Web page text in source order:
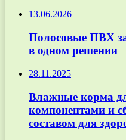
13.06.2026
Полосовые ПВХ
в одном решении
28.11.2025
Влажные корма
компонентами и
составом для